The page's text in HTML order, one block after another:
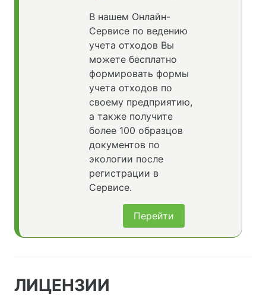
В нашем Онлайн-
Сервисе по ведению
учета отходов Вы
можете бесплатно
формировать формы
учета отходов по
своему предприятию,
а также получите
более 100 образцов
документов по
экологии после
регистрации в
Сервисе.
Перейти
ЛИЦЕНЗИИ